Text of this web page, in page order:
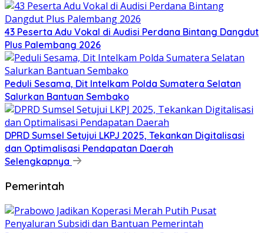
43 Peserta Adu Vokal di Audisi Perdana Bintang Dangdut
Plus Palembang 2026
Peduli Sesama, Dit Intelkam Polda Sumatera Selatan
Salurkan Bantuan Sembako
DPRD Sumsel Setujui LKPJ 2025, Tekankan Digitalisasi
dan Optimalisasi Pendapatan Daerah
Selengkapnya
Pemerintah